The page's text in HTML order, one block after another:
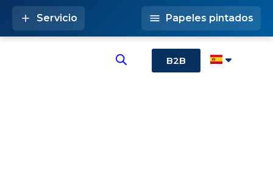
B2B
Servicio Papeles pintados